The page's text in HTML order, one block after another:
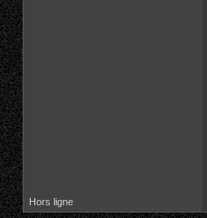
Hors ligne